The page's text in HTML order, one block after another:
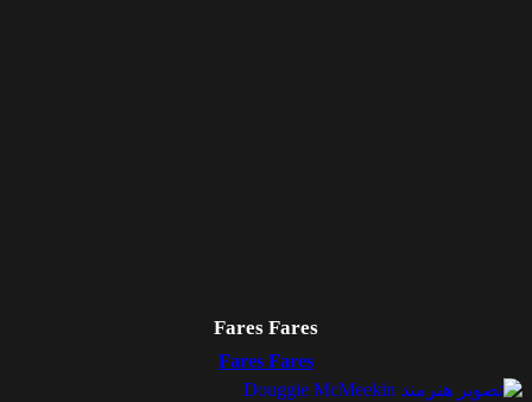
Fares Fares
Fares Fares